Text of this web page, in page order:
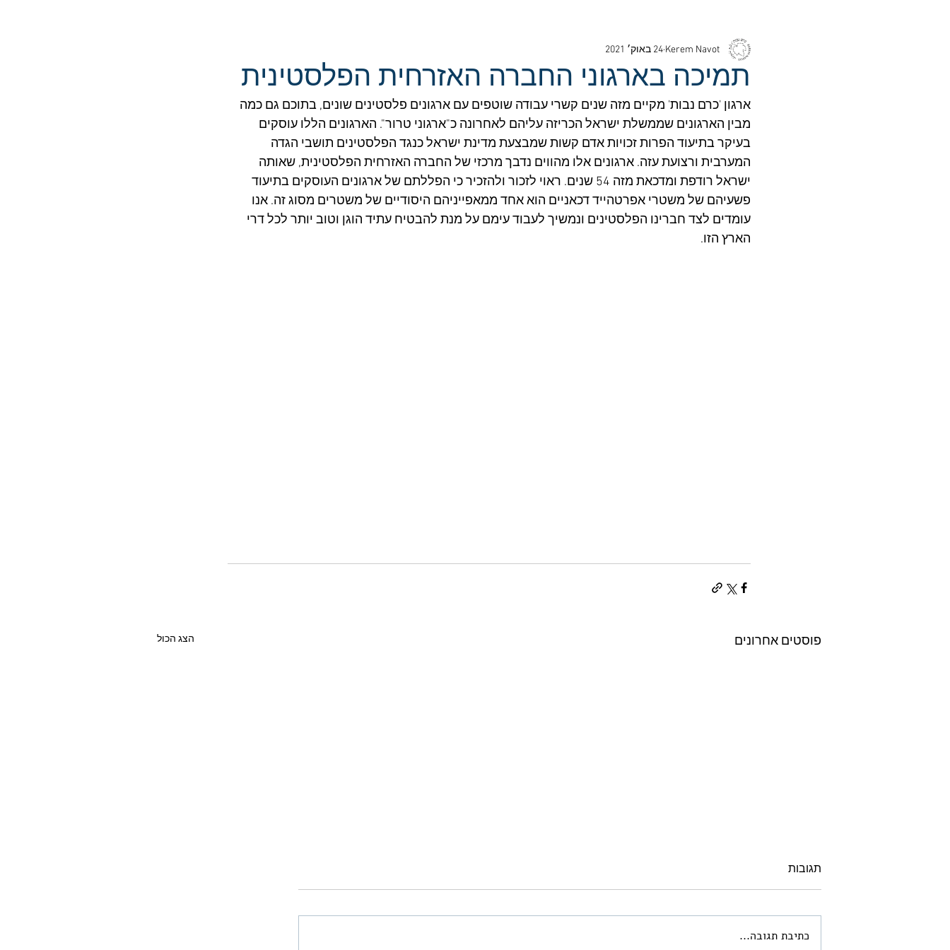
תמיכה בארגוני החברה האזרחית הפלסטינית
Kerem Navot 24 באוק׳ 2021
ארגון 'כרם נבות' מקיים מזה שנים קשרי עבודה שוטפים עם ארגונים פלסטינים שונים, בתוכם גם כמה
מבין הארגונים שממשלת ישראל הכריזה עליהם לאחרונה כ"ארגוני טרור". הארגונים הללו עוסקים
בעיקר בתיעוד הפרות זכויות אדם קשות שמבצעת מדינת ישראל כנגד הפלסטינים תושבי הגדה
המערבית ורצועת עזה. ארגונים אלו מהווים נדבך מרכזי של החברה האזרחית הפלסטינית, שאותה
ישראל רודפת ומדכאת מזה 54 שנים. ראוי לזכור ולהזכיר כי הפללתם של ארגונים העוסקים בתיעוד
פשעיהם של משטרי אפרטהייד דכאניים הוא אחד ממאפייניהם היסודיים של משטרים מסוג זה. אנו
עומדים לצד חברינו הפלסטינים ונמשיך לעבוד עימם על מנת להבטיח עתיד הוגן וטוב יותר לכל דרי
הארץ הזו.
פוסטים אחרונים הצג הכול
ארמונות החשמונאים
תגובות
כתיבת תגובה...